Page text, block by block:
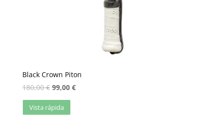
Black Crown Piton
180,00€ 99,00 €
Vista rápida